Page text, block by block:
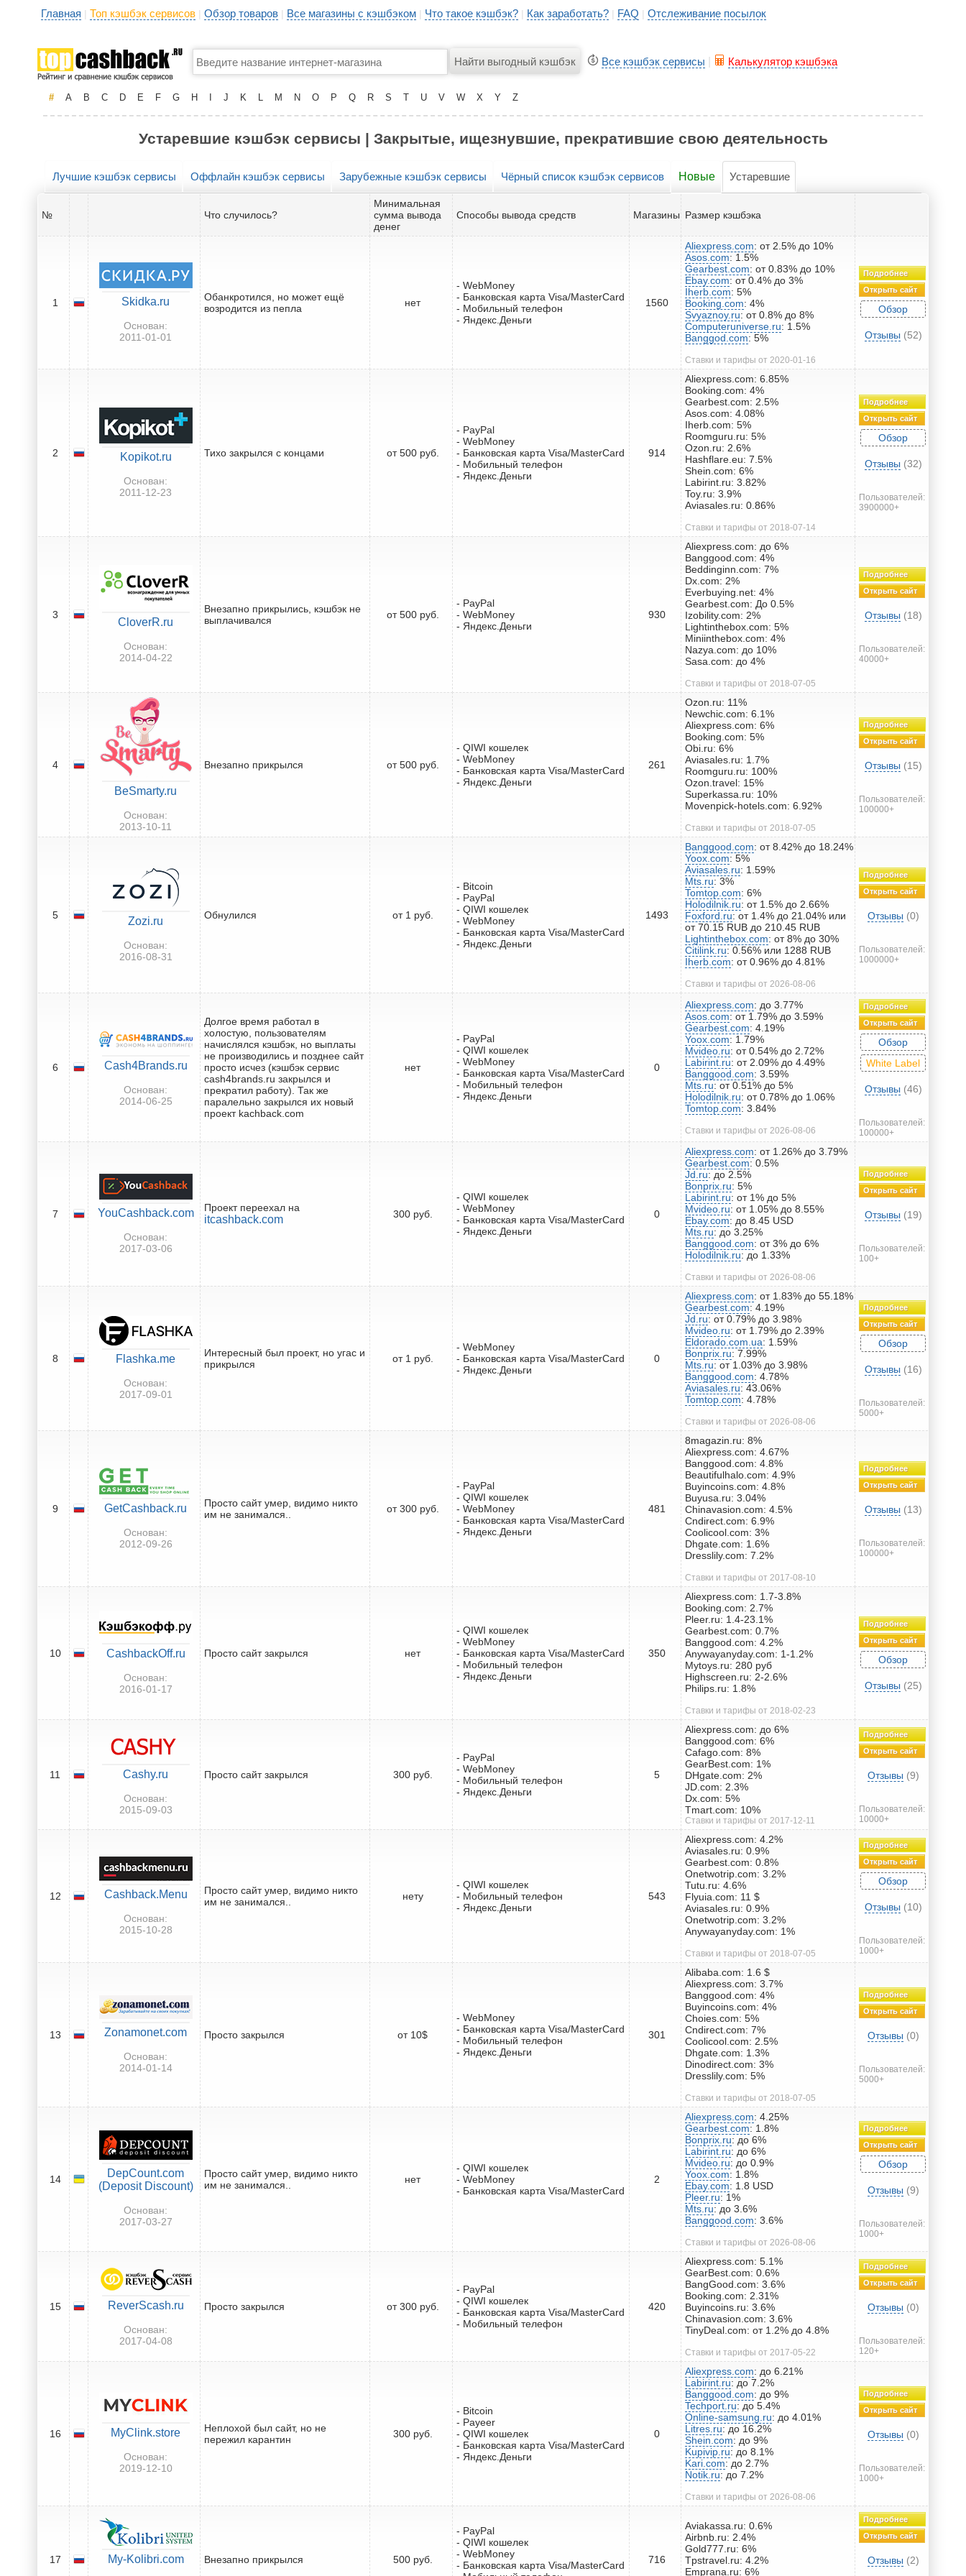
Главная | Топ кэшбэк сервисов | Обзор товаров | Все магазины с кэшбэком | Что такое кэшбэк? | Как заработать? | FAQ | Отслеживание посылок
Все кэшбэк сервисы Калькулятор кэшбэка
# A B C D E F G H J K L M N O P Q R S T U V W X Y Z
Устаревшие кэшбэк сервисы | Закрытые, ищезнувшие, прекратившие свою деятельность
Лучшие кэшбэк сервисы Оффлайн кэшбэк сервисы Зарубежные кэшбэк сервисы Чёрный список кэшбэк сервисов Новые Устаревшие
№ Что случилось?
Минимальная
сумма вывода
денег
Способы вывода средств Магазины Размер кэшбэка
1 Skidka.ru
Основан:
2011-01-01
Обанкротился, но может ещё
возродится из пепла
нет
- WebMoney
- Банковская карта Visa/MasterCard
- Мобильный телефон
- Яндекс.Деньги
1560
Aliexpress.com: от 2.5% до 10%
Asos.com: 1.5%
Gearbest.com: от 0.83% до 10%
Ebay.com: от 0.4% до 3%
Iherb.com: 5%
Booking.com: 4%
Svyaznoy.ru: от 0.8% до 8%
Computeruniverse.ru: 1.5%
Banggod.com: 5%
Ставки и тарифы от 2020-01-16
Подробнее
Открыть сайт
Обзор
Отзывы (52)
2 Kopikot.ru
Основан:
2011-12-23
Тихо закрылся с концами от 500 руб.
- PayPal
- WebMoney
- Банковская карта Visa/MasterCard
- Мобильный телефон
- Яндекс.Деньги
914
Aliexpress.com: 6.85%
Booking.com: 4%
Gearbest.com: 2.5%
Asos.com: 4.08%
Iherb.com: 5%
Roomguru.ru: 5%
Ozon.ru: 2.6%
Hashflare.eu: 7.5%
Shein.com: 6%
Labirint.ru: 3.82%
Toy.ru: 3.9%
Aviasales.ru: 0.86%
Ставки и тарифы от 2018-07-14
Подробнее
Открыть сайт
Обзор
Отзывы (32)
Пользователей:
3900000+
3
CloverR.ru
Основан:
2014-04-22
Внезапно прикрылись, кэшбэк не
выплачивался
от 500 руб.
- PayPal
- WebMoney
- Яндекс.Деньги
930
Aliexpress.com: до 6%
Banggood.com: 4%
Beddinginn.com: 7%
Dx.com: 2%
Everbuying.net: 4%
Gearbest.com: До 0.5%
Izobility.com: 2%
Lightinthebox.com: 5%
Miniinthebox.com: 4%
Nazya.com: до 10%
Sasa.com: до 4%
Ставки и тарифы от 2018-07-05
Подробнее
Открыть сайт
Отзывы (18)
Пользователей:
40000+
4
BeSmarty.ru
Основан:
2013-10-11
Внезапно прикрылся от 500 руб.
- QIWI кошелек
- WebMoney
- Банковская карта Visa/MasterCard
- Яндекс.Деньги
261
Ozon.ru: 11%
Newchic.com: 6.1%
Aliexpress.com: 6%
Booking.com: 5%
Obi.ru: 6%
Aviasales.ru: 1.7%
Roomguru.ru: 100%
Ozon.travel: 15%
Superkassa.ru: 10%
Movenpick-hotels.com: 6.92%
Ставки и тарифы от 2018-07-05
Подробнее
Открыть сайт
Отзывы (15)
Пользователей:
100000+
5 Zozi.ru
Основан:
2016-08-31
Обнулился от 1 руб.
- Bitcoin
- PayPal
- QIWI кошелек
- WebMoney
- Банковская карта Visa/MasterCard
- Яндекс.Деньги
1493
Banggood.com: от 8.42% до 18.24%
Yoox.com: 5%
Aviasales.ru: 1.59%
Mts.ru: 3%
Tomtop.com: 6%
Holodilnik.ru: от 1.5% до 2.66%
Foxford.ru: от 1.4% до 21.04% или
от 70.15 RUB до 210.45 RUB
Lightinthebox.com: от 8% до 30%
Citilink.ru: 0.56% или 1288 RUB
Iherb.com: от 0.96% до 4.81%
Ставки и тарифы от 2026-08-06
Подробнее
Открыть сайт
Отзывы (0)
Пользователей:
1000000+
6 Cash4Brands.ru
Основан:
2014-06-25
Долгое время работал в
холостую, пользователям
начислялся кэшбэк, но выплаты
не производились и позднее сайт
просто исчез (кэшбэк сервис
cash4brands.ru закрылся и
прекратил работу). Так же
паралельно закрылся их новый
проект kachback.com
нет
- PayPal
- QIWI кошелек
- WebMoney
- Банковская карта Visa/MasterCard
- Мобильный телефон
- Яндекс.Деньги
0
Aliexpress.com: до 3.77%
Asos.com: от 1.79% до 3.59%
Gearbest.com: 4.19%
Yoox.com: 1.79%
Mvideo.ru: от 0.54% до 2.72%
Labirint.ru: от 2.09% до 4.49%
Banggood.com: 3.59%
Mts.ru: от 0.51% до 5%
Holodilnik.ru: от 0.78% до 1.06%
Tomtop.com: 3.84%
Ставки и тарифы от 2026-08-06
Подробнее
Открыть сайт
Обзор
White Label
Отзывы (46)
Пользователей:
100000+
7 YouCashback.com
Основан:
2017-03-06
Проект переехал на
itcashback.com 300 руб.
- QIWI кошелек
- WebMoney
- Банковская карта Visa/MasterCard
- Яндекс.Деньги
0
Aliexpress.com: от 1.26% до 3.79%
Gearbest.com: 0.5%
Jd.ru: до 2.5%
Bonprix.ru: 5%
Labirint.ru: от 1% до 5%
Mvideo.ru: от 1.05% до 8.55%
Ebay.com: до 8.45 USD
Mts.ru: до 3.25%
Banggood.com: от 3% до 6%
Holodilnik.ru: до 1.33%
Ставки и тарифы от 2026-08-06
Подробнее
Открыть сайт
Отзывы (19)
Пользователей:
100+
8 Flashka.me
Основан:
2017-09-01
Интересный был проект, но угас и
прикрылся
от 1 руб.
- WebMoney
- Банковская карта Visa/MasterCard
- Яндекс.Деньги
0
Aliexpress.com: от 1.83% до 55.18%
Gearbest.com: 4.19%
Jd.ru: от 0.79% до 3.98%
Mvideo.ru: от 1.79% до 2.39%
Eldorado.com.ua: 1.59%
Bonprix.ru: 7.99%
Mts.ru: от 1.03% до 3.98%
Banggood.com: 4.78%
Aviasales.ru: 43.06%
Tomtop.com: 4.78%
Ставки и тарифы от 2026-08-06
Подробнее
Открыть сайт
Обзор
Отзывы (16)
Пользователей:
5000+
9 GetCashback.ru
Основан:
2012-09-26
Просто сайт умер, видимо никто
им не занимался..
от 300 руб.
- PayPal
- QIWI кошелек
- WebMoney
- Банковская карта Visa/MasterCard
- Яндекс.Деньги
481
8magazin.ru: 8%
Aliexpress.com: 4.67%
Banggood.com: 4.8%
Beautifulhalo.com: 4.9%
Buyincoins.com: 4.8%
Buyusa.ru: 3.04%
Chinavasion.com: 4.5%
Cndirect.com: 6.9%
Coolicool.com: 3%
Dhgate.com: 1.6%
Dresslily.com: 7.2%
Ставки и тарифы от 2017-08-10
Подробнее
Открыть сайт
Отзывы (13)
Пользователей:
100000+
10 CashbackOff.ru
Основан:
2016-01-17
Просто сайт закрылся нет
- QIWI кошелек
- WebMoney
- Банковская карта Visa/MasterCard
- Мобильный телефон
- Яндекс.Деньги
350
Aliexpress.com: 1.7-3.8%
Booking.com: 2.7%
Pleer.ru: 1.4-23.1%
Gearbest.com: 0.7%
Banggood.com: 4.2%
Anywayanyday.com: 1-1.2%
Mytoys.ru: 280 руб
Highscreen.ru: 2-2.6%
Philips.ru: 1.8%
Ставки и тарифы от 2018-02-23
Подробнее
Открыть сайт
Обзор
Отзывы (25)
11 Cashy.ru
Основан:
2015-09-03
Просто сайт закрылся 300 руб.
- PayPal
- WebMoney
- Мобильный телефон
- Яндекс.Деньги
5
Aliexpress.com: до 6%
Banggood.com: 6%
Cafago.com: 8%
GearBest.com: 1%
DHgate.com: 2%
JD.com: 2.3%
Dx.com: 5%
Tmart.com: 10%
Ставки и тарифы от 2017-12-11
Подробнее
Открыть сайт
Отзывы (9)
Пользователей:
10000+
12 Cashback.Menu
Основан:
2015-10-28
Просто сайт умер, видимо никто
им не занимался..
нету
- QIWI кошелек
- Мобильный телефон
- Яндекс.Деньги
543
Aliexpress.com: 4.2%
Aviasales.ru: 0.9%
Gearbest.com: 0.8%
Onetwotrip.com: 3.2%
Tutu.ru: 4.6%
Flyuia.com: 11 $
Aviasales.ru: 0.9%
Onetwotrip.com: 3.2%
Anywayanyday.com: 1%
Ставки и тарифы от 2018-07-05
Подробнее
Открыть сайт
Обзор
Отзывы (10)
Пользователей:
1000+
13 Zonamonet.com
Основан:
2014-01-14
Просто закрылся от 10$
- WebMoney
- Банковская карта Visa/MasterCard
- Мобильный телефон
- Яндекс.Деньги
301
Alibaba.com: 1.6 $
Aliexpress.com: 3.7%
Banggood.com: 4%
Buyincoins.com: 4%
Choies.com: 5%
Cndirect.com: 7%
Coolicool.com: 2.5%
Dhgate.com: 1.3%
Dinodirect.com: 3%
Dresslily.com: 5%
Ставки и тарифы от 2018-07-05
Подробнее
Открыть сайт
Отзывы (0)
Пользователей:
5000+
14
DepCount.com
(Deposit Discount)
Основан:
2017-03-27
Просто сайт умер, видимо никто
им не занимался..
нет
- QIWI кошелек
- WebMoney
- Банковская карта Visa/MasterCard
2
Aliexpress.com: 4.25%
Gearbest.com: 1.8%
Bonprix.ru: до 6%
Labirint.ru: до 6%
Mvideo.ru: до 0.9%
Yoox.com: 1.8%
Ebay.com: 1.8 USD
Pleer.ru: 1%
Mts.ru: до 3.6%
Banggood.com: 3.6%
Ставки и тарифы от 2026-08-06
Подробнее
Открыть сайт
Обзор
Отзывы (9)
Пользователей:
1000+
15 ReverScash.ru
Основан:
2017-04-08
Просто закрылся от 300 руб.
- PayPal
- QIWI кошелек
- Банковская карта Visa/MasterCard
- Мобильный телефон
420
Aliexpress.com: 5.1%
GearBest.com: 0.6%
BangGood.com: 3.6%
Booking.com: 2.31%
Buyincoins.ru: 3.6%
Chinavasion.com: 3.6%
TinyDeal.com: от 1.2% до 4.8%
Ставки и тарифы от 2017-05-22
Подробнее
Открыть сайт
Отзывы (0)
Пользователей:
120+
16 MyClink.store
Основан:
2019-12-10
Неплохой был сайт, но не
пережил карантин
300 руб.
- Bitcoin
- Payeer
- QIWI кошелек
- Банковская карта Visa/MasterCard
- Яндекс.Деньги
0
Aliexpress.com: до 6.21%
Labirint.ru: до 7.2%
Banggood.com: до 9%
Techport.ru: до 5.4%
Online-samsung.ru: до 4.01%
Litres.ru: до 16.2%
Shein.com: до 9%
Kupivip.ru: до 8.1%
Kari.com: до 2.7%
Notik.ru: до 7.2%
Ставки и тарифы от 2026-08-06
Подробнее
Открыть сайт
Отзывы (0)
Пользователей:
1000+
17 My-Kolibri.com Внезапно прикрылся 500 руб.
- PayPal
- QIWI кошелек
- WebMoney
- Банковская карта Visa/MasterCard
716
Aviakassa.ru: 0.6%
Airbnb.ru: 2.4%
Gold777.ru: 6%
Tpstravel.ru: 4.2%
Emprana.ru: 6%
Подробнее
Открыть сайт
Отзывы (2)